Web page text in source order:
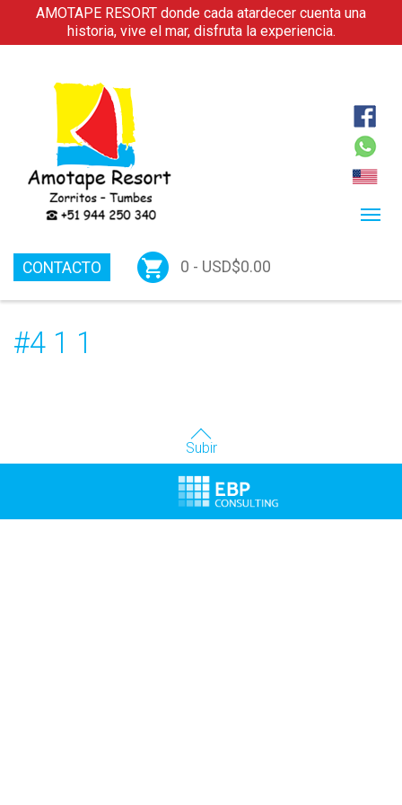
AMOTAPE RESORT donde cada atardecer cuenta una
historia, vive el mar, disfruta la experiencia.
CONTACTO 0 - USD$0.00
#4 1 1
Subir